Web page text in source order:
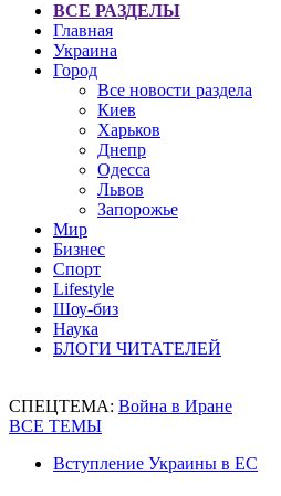
ВСЕ РАЗДЕЛЫ
Главная
Украина
Город
Все новости раздела
Киев
Харьков
Днепр
Одесса
Львов
Запорожье
Мир
Бизнес
Спорт
Lifestyle
Шоу-биз
Наука
БЛОГИ ЧИТАТЕЛЕЙ
СПЕЦТЕМА: Война в Иране
ВСЕ ТЕМЫ
Вступление Украины в ЕС